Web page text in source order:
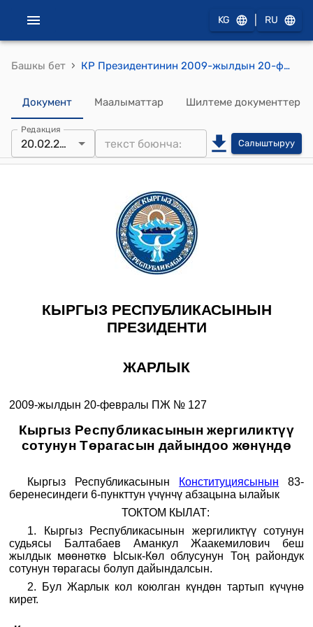
KG RU
Башкы бет › КР Президентинин 2009-жылдын 20-февралындагы № 127 "Кыргыз Республикасынын жергиликтүү сотунун Төрагасын дайындоо жөнүндө" жарлыгы
Документ Маалыматтар Шилтеме документтер
Редакция
20.02.2009 Салыштыруу